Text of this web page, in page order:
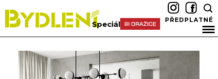
Speciál PŘEDPLATNÉ